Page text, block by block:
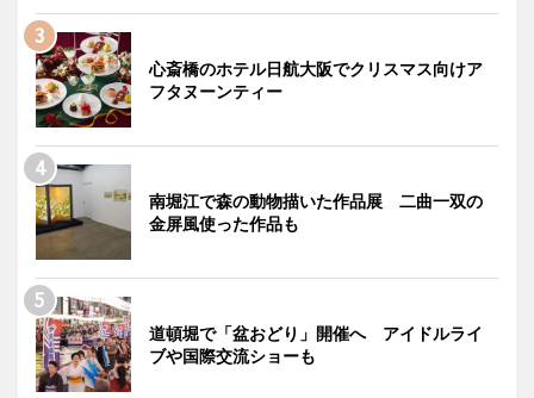
心斎橋のホテル日航大阪でクリスマス向けア
フタヌーンティー
南堀江で森の動物描いた作品展 二曲一双の
金屏風使った作品も
道頓堀で「盆おどり」開催へ アイドルライ
ブや国際交流ショーも